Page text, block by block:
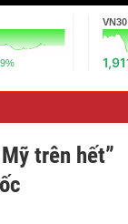
VN30
trên hết”